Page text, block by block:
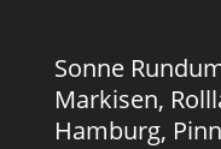
Sonne
Markisen,
Hamburg,